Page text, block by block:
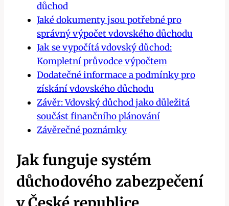
důchod
Jaké dokumenty jsou potřebné pro
správný výpočet vdovského důchodu
Jak se vypočítá vdovský důchod:
Kompletní průvodce výpočtem
Dodatečné informace a podmínky pro
získání vdovského důchodu
Závěr: Vdovský důchod jako důležitá
součást finančního plánování
Závěrečné poznámky
Jak funguje systém
důchodového zabezpečení